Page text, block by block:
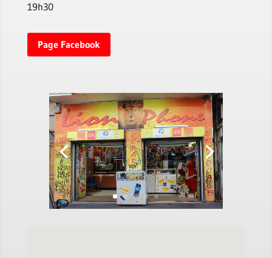
19h30
Page Facebook